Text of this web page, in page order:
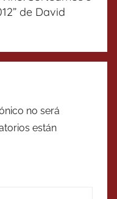
de David
no será
están